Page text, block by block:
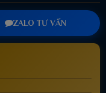
ZALO TƯ VẤN